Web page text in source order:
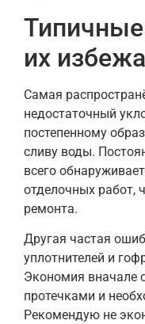
их
Самая
недостаточный
постепенному
сливу воды.
всего
отделочных работ,
ремонта.
Другая частая
уплотнителей и
Экономия вначале
протечками и
Рекомендую не